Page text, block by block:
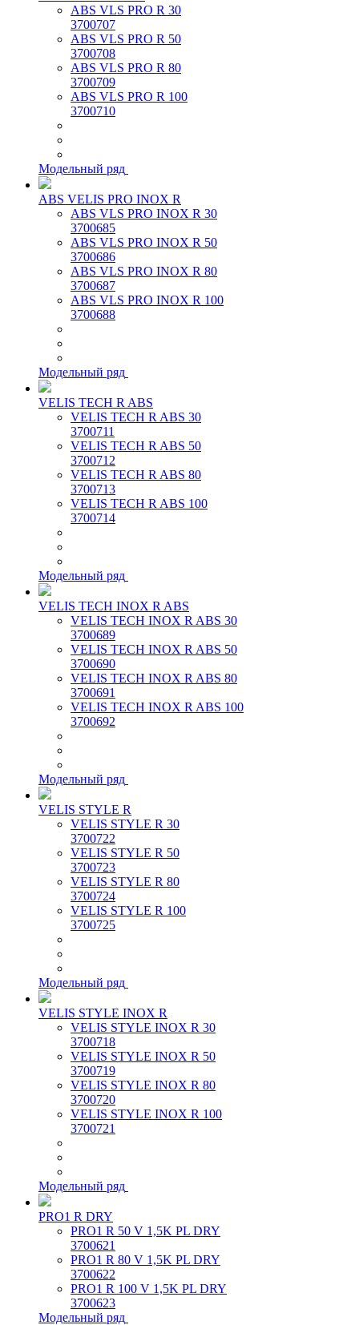
ABS VLS PRO R 30
3700707
ABS VLS PRO R 50
3700708
ABS VLS PRO R 80
3700709
ABS VLS PRO R 100
3700710
Модельный ряд
ABS VELIS PRO INOX R
ABS VLS PRO INOX R 30
3700685
ABS VLS PRO INOX R 50
3700686
ABS VLS PRO INOX R 80
3700687
ABS VLS PRO INOX R 100
3700688
Модельный ряд
VELIS TECH R ABS
VELIS TECH R ABS 30
3700711
VELIS TECH R ABS 50
3700712
VELIS TECH R ABS 80
3700713
VELIS TECH R ABS 100
3700714
Модельный ряд
VELIS TECH INOX R ABS
VELIS TECH INOX R ABS 30
3700689
VELIS TECH INOX R ABS 50
3700690
VELIS TECH INOX R ABS 80
3700691
VELIS TECH INOX R ABS 100
3700692
Модельный ряд
VELIS STYLE R
VELIS STYLE R 30
3700722
VELIS STYLE R 50
3700723
VELIS STYLE R 80
3700724
VELIS STYLE R 100
3700725
Модельный ряд
VELIS STYLE INOX R
VELIS STYLE INOX R 30
3700718
VELIS STYLE INOX R 50
3700719
VELIS STYLE INOX R 80
3700720
VELIS STYLE INOX R 100
3700721
Модельный ряд
PRO1 R DRY
PRO1 R 50 V 1,5K PL DRY
3700621
PRO1 R 80 V 1,5K PL DRY
3700622
PRO1 R 100 V 1,5K PL DRY
3700623
Модельный ряд